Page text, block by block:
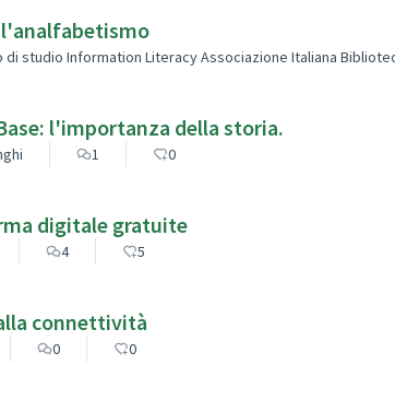
l'analfabetismo
di studio Information Literacy Associazione Italiana
l'importanza della storia.
1 0
digitale gratuite
4 5
connettività
0 0